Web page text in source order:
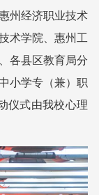
州经济职业技术
术学院、惠州工
各县区教育局分
小学专（兼）职
仪式由我校心理